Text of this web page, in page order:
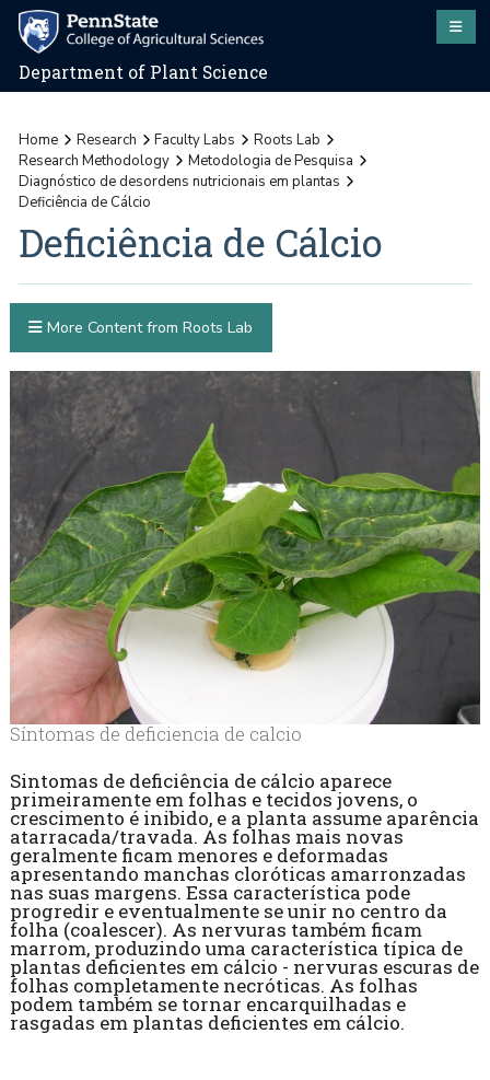
Department of Plant Science
Home Research Faculty Labs
Roots Lab
Research Methodology
Metodologia de Pesquisa
Diagnóstico de desordens nutricionais em plantas
Deficiência de Cálcio
Deficiência de Cálcio
Síntomas de deficiencia de calcio
Sintomas de deficiência de cálcio aparece
primeiramente em folhas e tecidos jovens, o
crescimento é inibido, e a planta assume aparência
atarracada/travada. As folhas mais novas
geralmente ficam menores e deformadas
apresentando manchas cloróticas amarronzadas
nas suas margens. Essa característica pode
progredir e eventualmente se unir no centro da
folha (coalescer). As nervuras também ficam
marrom, produzindo uma característica típica de
plantas deficientes em cálcio - nervuras escuras de
folhas completamente necróticas. As folhas
podem também se tornar encarquilhadas e
rasgadas em plantas deficientes em cálcio.
More Content from Roots Lab